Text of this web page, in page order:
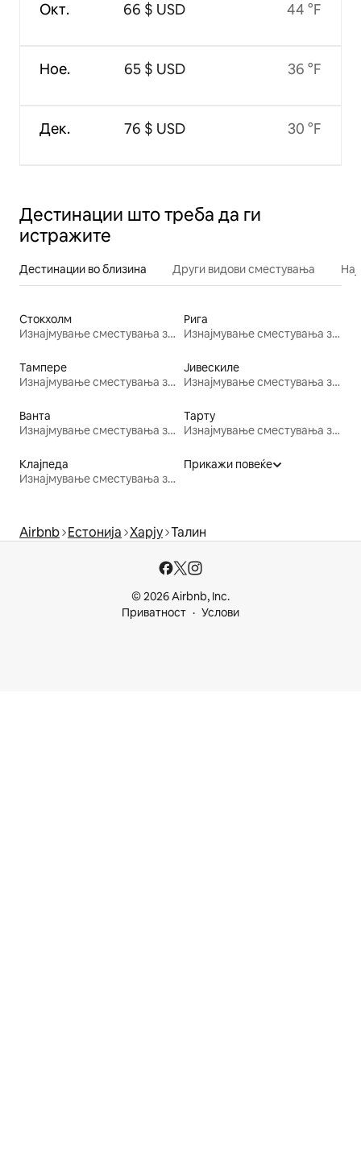
Окт.
Ное.
Дек.
66 $ USD
65 $ USD
76 $ USD
44 °F
36 °F
30 °F
Дестинации што треба да ги
истражите
Дестинации во близина Други видови сместувања
Стокхолм
Изнајмување сместувања за одмор
Рига
Изнајмување сместувања за одмор
Тампере
Изнајмување сместувања за одмор
Јивескиле
Изнајмување сместувања за одмор
Ванта
Изнајмување сместувања за одмор
Тарту
Изнајмување сместувања за одмор
Клајпеда
Изнајмување сместувања за одмор
Прикажи повеќе
Airbnb Естонија Харју Талин
© 2026 Airbnb, Inc.
Приватност
Услови